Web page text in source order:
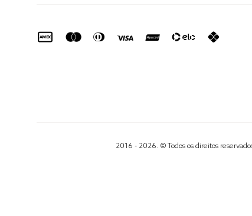
2016 - 2026. © Todos os direitos